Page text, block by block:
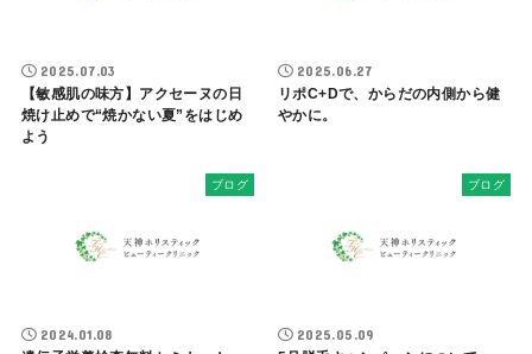
2025.07.03
【敏感肌の味方】アクセーヌの日
焼け止めで“焼かない夏”をはじめ
よう
2025.06.27
リポC+Dで、からだの内側から健
やかに。
ブログ
2024.01.08
ブログ
2025.05.09